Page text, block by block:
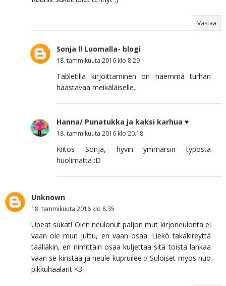
Vastaa
Sonja ll Luomalla- blogi
18. tammikuuta 2016 klo 8.29
Tabletilla kirjoittaminen on näemmä turhan
haastavaa meikäläiselle..
Hanna/ Punatukka ja kaksi karhua ♥
18. tammikuuta 2016 klo 20.18
Kiitos Sonja, hyvin ymmärsin typosta
huolimatta :D
Unknown
18. tammikuuta 2016 klo 8.35
Upeat sukat! Olen neulonut paljon mut kirjoneulonta ei
vaan ole mun juttu, en vaan osaa. Liekö takakireyttä
täälläkin, en nimittäin osaa kuljettaa sitä toista lankaa
vaan se kiristää ja neule kupruilee :/ Suloiset myös nuo
pikkuhaalarit <3